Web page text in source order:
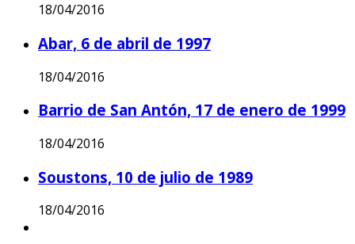
18/04/2016
Abar, 6 de abril de 1997
18/04/2016
Barrio de San Antón, 17 de enero de 1999
18/04/2016
Soustons, 10 de julio de 1989
18/04/2016